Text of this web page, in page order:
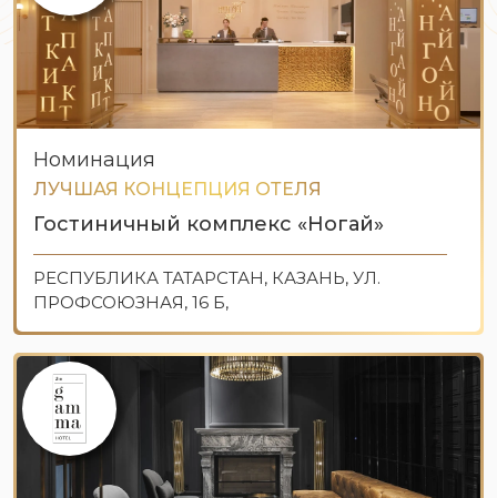
Номинация
ЛУЧШАЯ КОНЦЕПЦИЯ ОТЕЛЯ
Гостиничный комплекс «Ногай»
РЕСПУБЛИКА ТАТАРСТАН, КАЗАНЬ, УЛ.
ПРОФСОЮЗНАЯ, 16 Б,